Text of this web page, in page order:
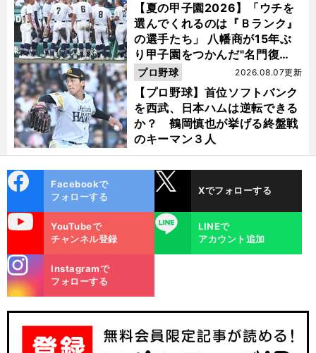
【夏の甲子園2026】「ウチを
選んでくれるのは『Ｂランク』
の選手たち」 八幡商が15年ぶ
り甲子園をつかんだ"名門復
活"の舞台裏
【プロ野球】首位ソフトバンク
を西武、日本ハムは逆転できる
か？ 鶴岡慎也が挙げる終盤戦
のキーマン３人
2026.08.07更新
プロ野球
ok
Facebookで
フォローする
Xでフォローする
YouTubeで
チャンネル登録
LINE
LINEで
アカウント追加
m
Instagramで
フォローする